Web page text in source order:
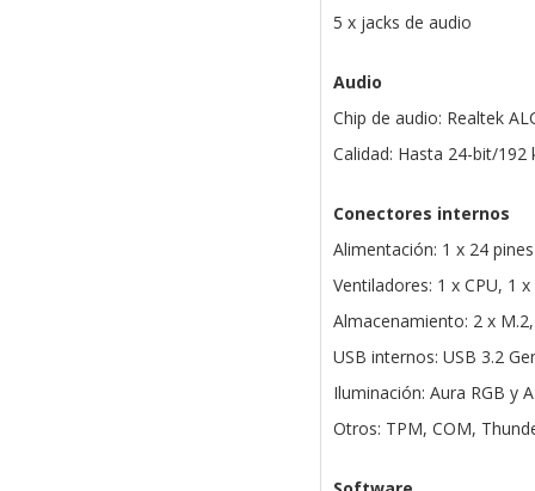
5 x jacks de audio
Audio
Chip de audio: Realtek
Calidad: Hasta 24-bit/
Conectores internos
Alimentación: 1 x 24
Ventiladores: 1 x CPU, 1
Almacenamiento: 2 x
USB internos: USB 3.2
Iluminación: Aura RGB y
Otros: TPM, COM,